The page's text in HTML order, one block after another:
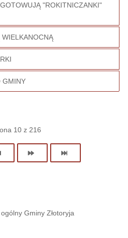
"ROKITNICZANKI"
GMINY
10 z 216
Gminy Złotoryja